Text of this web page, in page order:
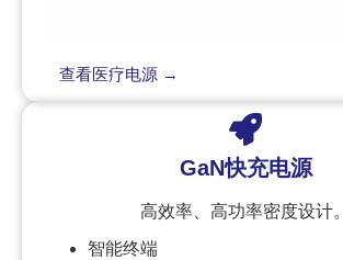
查看医疗电源 →
GaN快充电源
高效率、高功率密度设计。
智能终端